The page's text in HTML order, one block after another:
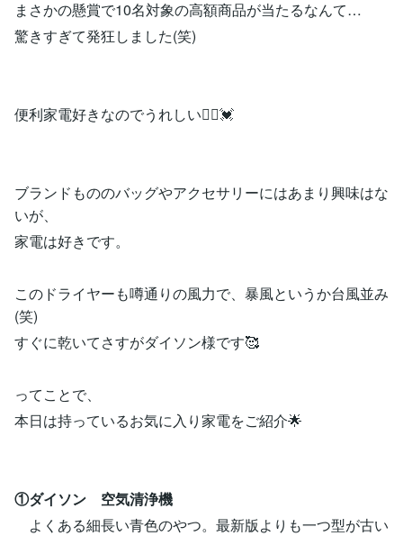
まさかの懸賞で10名対象の高額商品が当たるなんて…
驚きすぎて発狂しました(笑)
便利家電好きなのでうれしい🙋‍♀️💓
ブランドもののバッグやアクセサリーにはあまり興味はな
いが、
家電は好きです。
このドライヤーも噂通りの風力で、暴風というか台風並み
(笑)
すぐに乾いてさすがダイソン様です🥰
ってことで、
本日は持っているお気に入り家電をご紹介🌟
①ダイソン 空気清浄機
よくある細長い青色のやつ。最新版よりも一つ型が古い